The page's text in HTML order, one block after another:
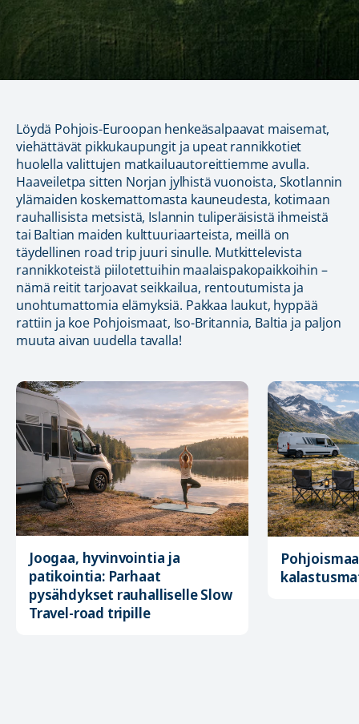
Löydä Pohjois-Euroopan henkeäsalpaavat maisemat,
viehättävät pikkukaupungit ja upeat rannikkotiet
huolella valittujen matkailuautoreittiemme avulla.
Haaveiletpa sitten Norjan jylhistä vuonoista, Skotlannin
ylämaiden koskemattomasta kauneudesta, kotimaan
rauhallisista metsistä, Islannin tuliperäisistä ihmeistä
tai Baltian maiden kulttuuriaarteista, meillä on
täydellinen road trip juuri sinulle. Mutkittelevista
rannikkoteistä piilotettuihin maalaispakopaikkoihin –
nämä reitit tarjoavat seikkailua, rentoutumista ja
unohtumattomia elämyksiä. Pakkaa laukut, hyppää
rattiin ja koe Pohjoismaat, Iso-Britannia, Baltia ja paljon
muuta aivan uudella tavalla!
Joogaa, hyvinvointia ja
patikointia: Parhaat
pysähdykset rauhalliselle Slow
Travel-road tripille